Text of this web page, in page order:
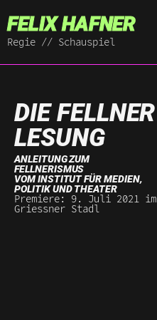
FELIX HAFNER
Regie // Schauspiel
DIE FELLNER
LESUNG
ANLEITUNG ZUM
FELLNERISMUS
VOM INSTITUT FÜR MEDIEN,
POLITIK UND THEATER
Premiere: 9. Juli 2021 im
Griessner Stadl